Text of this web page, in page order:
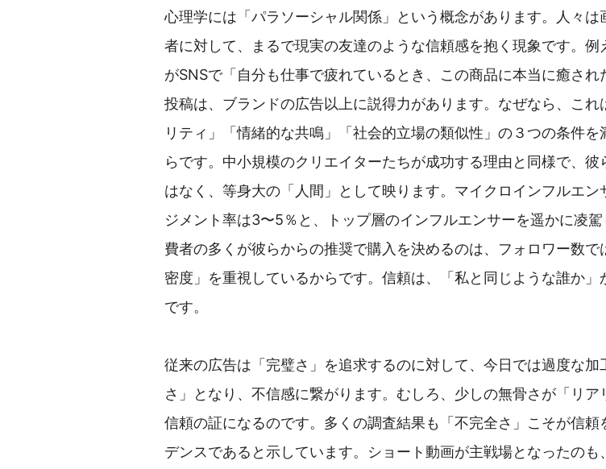
心理学には「パラソーシャル関係」という概念があります。人々は
者に対して、まるで現実の友達のような信頼感を抱く現象です。例
がSNSで「自分も仕事で疲れているとき、この商品に本当に癒され
投稿は、ブランドの広告以上に説得力があります。なぜなら、これ
リティ」「情緒的な共鳴」「社会的立場の類似性」の３つの条件を
らです。中小規模のクリエイターたちが成功する理由と同様で、彼
はなく、等身大の「人間」として映ります。マイクロインフルエン
ジメント率は3〜5％と、トップ層のインフルエンサーを遥かに凌
費者の多くが彼らからの推奨で購入を決めるのは、フォロワー数で
密度」を重視しているからです。信頼は、「私と同じような誰か」
です。
従来の広告は「完璧さ」を追求するのに対して、今日では過度な加
さ」となり、不信感に繋がります。むしろ、少しの無骨さが「リア
信頼の証になるのです。多くの調査結果も「不完全さ」こそが信頼
デンスであると示しています。ショート動画が主戦場となったのも